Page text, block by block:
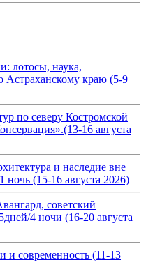
лотосы, наука,
Астраханскому краю (5-9
по северу Костромской
16 августа
и наследие вне
ночь (15-16 августа 2026)
советский
4 ночи (16-20 августа
и современность (11-13